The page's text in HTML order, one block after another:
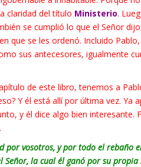
claridad del título Ministerio.
se cumplió lo que el Señor
que se les ordenó. Incluido
sus antecesores, igualmente
de este libro, tenemos a
Y él está allí por última vez. Ya
y él dice algo bien interesante.
por vosotros, y por todo el rebaño
la cual él ganó por su propia